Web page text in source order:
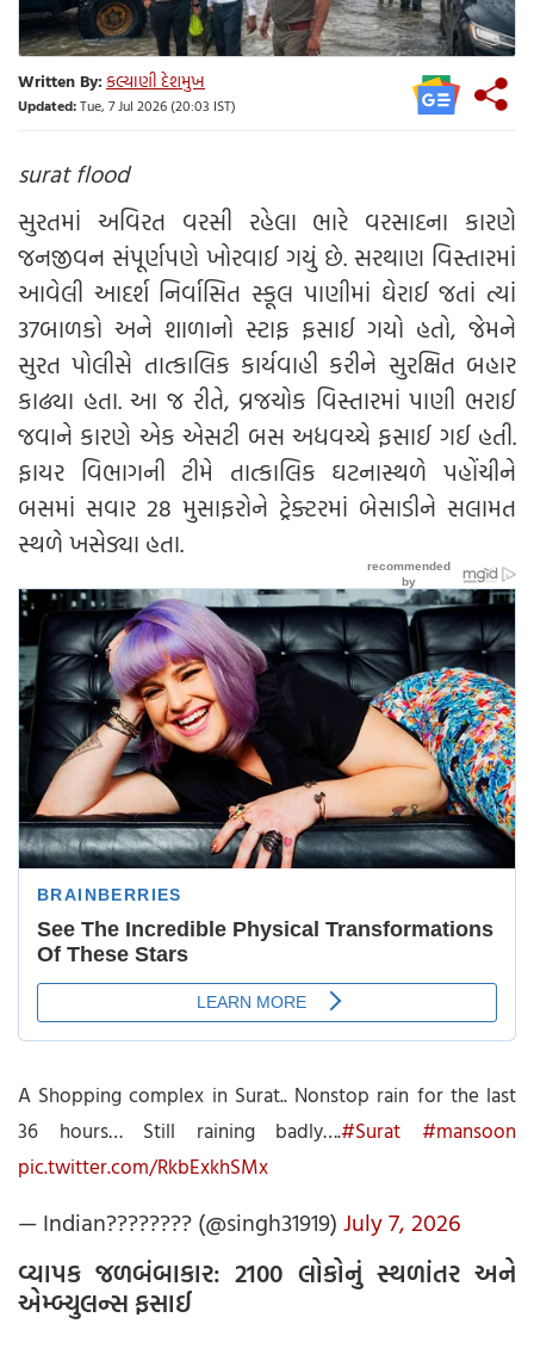
Written By:કલ્યાણી દેશમુખ
Updated:Tue, 7 Jul 2026 (20:03 IST)
surat flood
સુરતમાં અવિરત વરસી રહેલા ભારે વરસાદના કારણે
જનજીવન સંપૂર્ણપણે ખોરવાઈ ગયું છે. સરથાણ વિસ્તારમાં
આવેલી આદર્શ નિર્વાસિત સ્કૂલ પાણીમાં ઘેરાઈ જતાં ત્યાં
37બાળકો અને શાળાનો સ્ટાફ ફસાઈ ગયો હતો, જેમને
સુરત પોલીસે તાત્કાલિક કાર્યવાહી કરીને સુરક્ષિત બહાર
કાઢ્યા હતા. આ જ રીતે, વ્રજચોક વિસ્તારમાં પાણી ભરાઈ
જવાને કારણે એક એસટી બસ અધવચ્ચે ફસાઈ ગઈ હતી.
ફાયર વિભાગની ટીમે તાત્કાલિક ઘટનાસ્થળે પહોંચીને
બસમાં સવાર 28 મુસાફરોને ટ્રેક્ટરમાં બેસાડીને સલામત
સ્થળે ખસેડ્યા હતા.
A Shopping complex in Surat.. Nonstop rain for the last
36 hours… Still raining badly….#Surat
#mansoon
pic.twitter.com/RkbExkhSMx
— Indian???????? (@singh31919) July 7, 2026
વ્યાપક જળબંબાકાર: 2100 લોકોનું સ્થળાંતર અને
એમ્બ્યુલન્સ ફસાઈ